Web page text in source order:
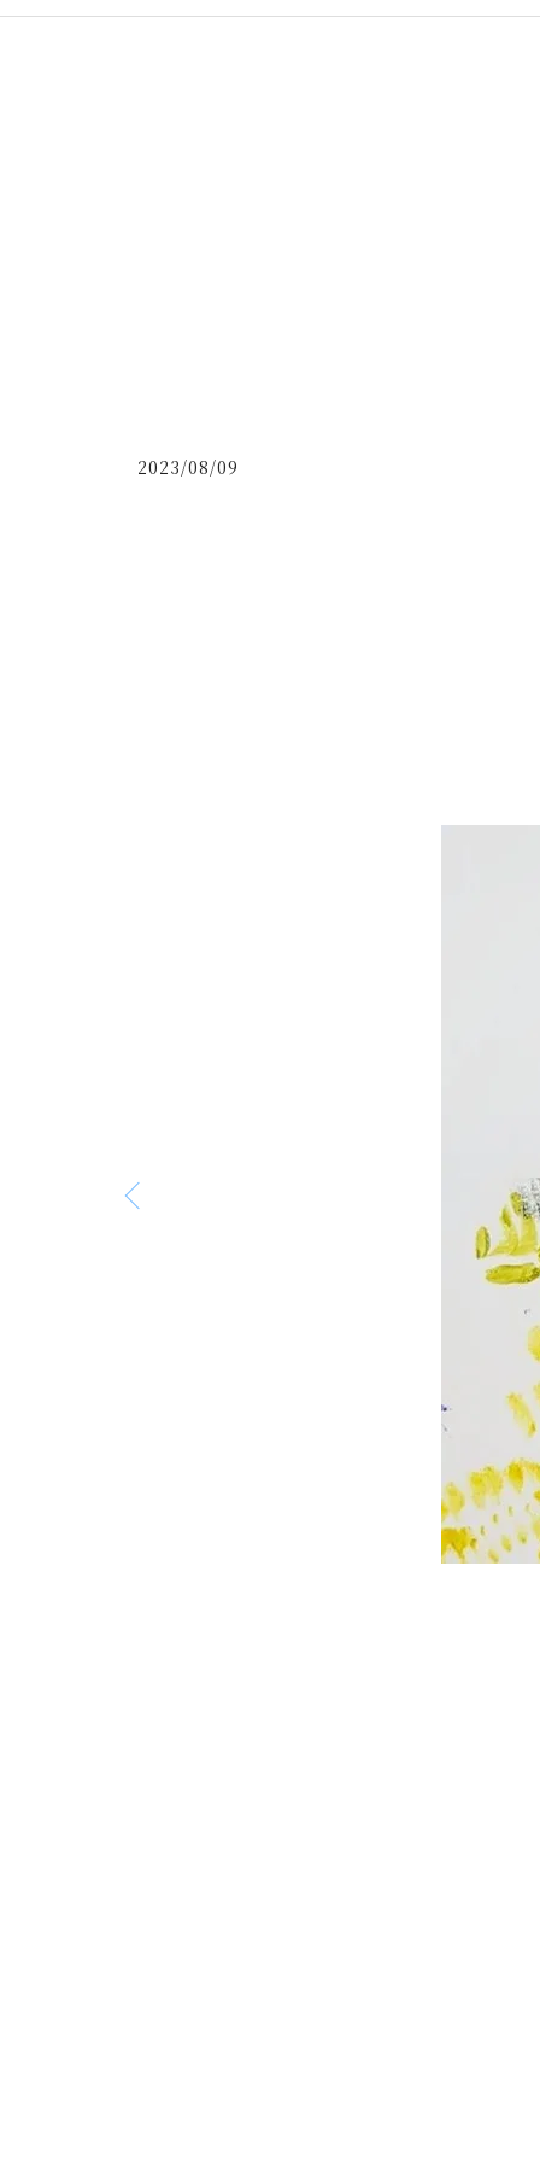
2023/08/09